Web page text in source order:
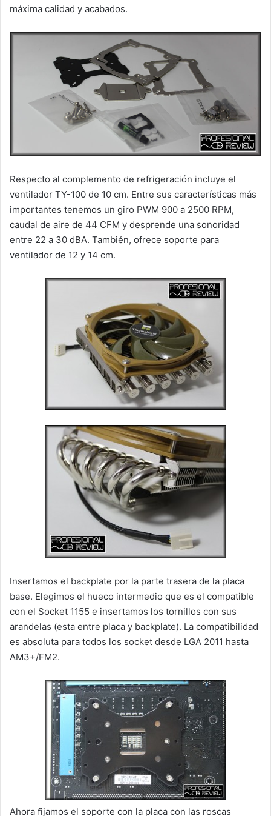
máxima calidad y acabados.
Respecto al complemento de refrigeración incluye el
ventilador TY-100 de 10 cm. Entre sus características más
importantes tenemos un giro PWM 900 a 2500 RPM,
caudal de aire de 44 CFM y desprende una sonoridad
entre 22 a 30 dBA. También, ofrece soporte para
ventilador de 12 y 14 cm.
Insertamos el backplate por la parte trasera de la placa
base. Elegimos el hueco intermedio que es el compatible
con el Socket 1155 e insertamos los tornillos con sus
arandelas (esta entre placa y backplate). La compatibilidad
es absoluta para todos los socket desde LGA 2011 hasta
AM3+/FM2.
Ahora fijamos el soporte con la placa con las roscas